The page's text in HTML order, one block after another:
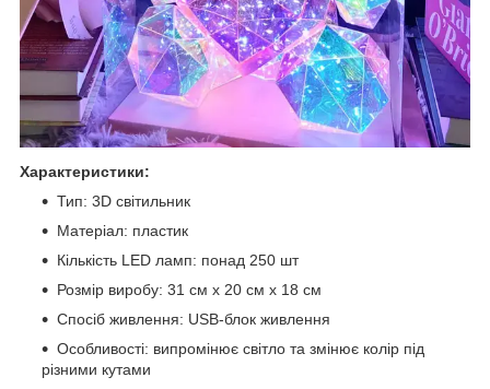
Характеристики:
Тип: 3D світильник
Матеріал: пластик
Кількість LED ламп: понад 250 шт
Розмір виробу: 31 см х 20 см х 18 см
Спосіб живлення: USB-блок живлення
Особливості: випромінює світло та змінює колір під
різними кутами